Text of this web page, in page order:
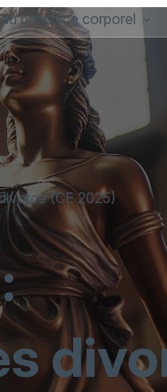
préjudice corporel
(CE 2025)